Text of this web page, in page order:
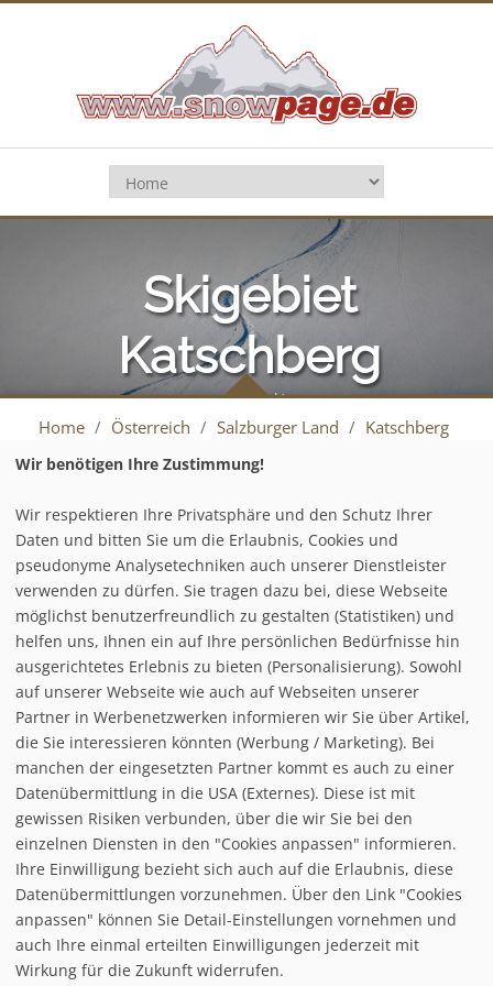
Skigebiet
Katschberg
(Aineck)
Home / Österreich / Salzburger Land / Katschberg
/
interaktiver Pistenplan
Möchten Sie voninteraktive
follow us on facebook
Home
Datenschutzerklärung
Wir benötigen Ihre Zustimmung!
Wir respektieren Ihre Privatsphäre und den Schutz Ihrer
Daten und bitten Sie um die Erlaubnis, Cookies und
pseudonyme Analysetechniken auch unserer Dienstleister
verwenden zu dürfen. Sie tragen dazu bei, diese Webseite
möglichst benutzerfreundlich zu gestalten (Statistiken) und
helfen uns, Ihnen ein auf Ihre persönlichen Bedürfnisse hin
ausgerichtetes Erlebnis zu bieten (Personalisierung). Sowohl
auf unserer Webseite wie auch auf Webseiten unserer
Partner in Werbenetzwerken informieren wir Sie über Artikel,
die Sie interessieren könnten (Werbung / Marketing). Bei
manchen der eingesetzten Partner kommt es auch zu einer
Datenübermittlung in die USA (Externes). Diese ist mit
gewissen Risiken verbunden, über die wir Sie bei den
einzelnen Diensten in den "Cookies anpassen" informieren.
Ihre Einwilligung bezieht sich auch auf die Erlaubnis, diese
Datenübermittlungen vorzunehmen. Über den Link "Cookies
anpassen" können Sie Detail-Einstellungen vornehmen und
auch Ihre einmal erteilten Einwilligungen jederzeit mit
Wirkung für die Zukunft widerrufen.